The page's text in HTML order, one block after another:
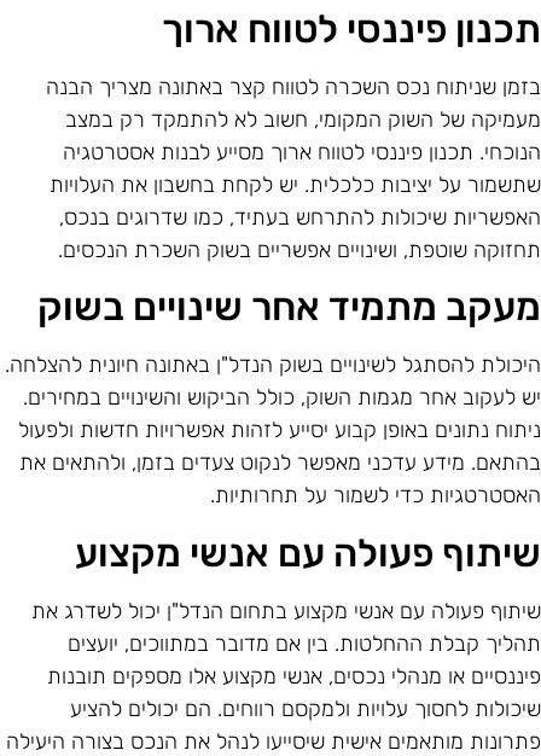
פיננסי לטווח ארוך
שניתוח נכס השכרה לטווח קצר באתונה מצריך הבנה
של השוק המקומי, חשוב לא להתמקד רק במצב
תכנון פיננסי לטווח ארוך מסייע לבנות אסטרטגיה
על יציבות כלכלית. יש לקחת בחשבון את העלויות
שיכולות להתרחש בעתיד, כמו שדרוגים בנכס,
שוטפת, ושינויים אפשריים בשוק השכרת הנכסים.
מתמיד אחר שינויים בשוק
להסתגל לשינויים בשוק הנדל"ן באתונה חיונית להצלחה.
לעקוב אחר מגמות השוק, כולל הביקוש והשינויים במחירים.
נתונים באופן קבוע יסייע לזהות אפשרויות חדשות ולפעול
מידע עדכני מאפשר לנקוט צעדים בזמן, ולהתאים את
כדי לשמור על תחרותיות.
פעולה עם אנשי מקצוע
פעולה עם אנשי מקצוע בתחום הנדל"ן יכול לשדרג את
קבלת ההחלטות. בין אם מדובר במתווכים, יועצים
או מנהלי נכסים, אנשי מקצוע אלו מספקים תובנות
לחסוך עלויות ולמקסם רווחים. הם יכולים להציע
מותאמים אישית שיסייעו לנהל את הנכס בצורה היעילה